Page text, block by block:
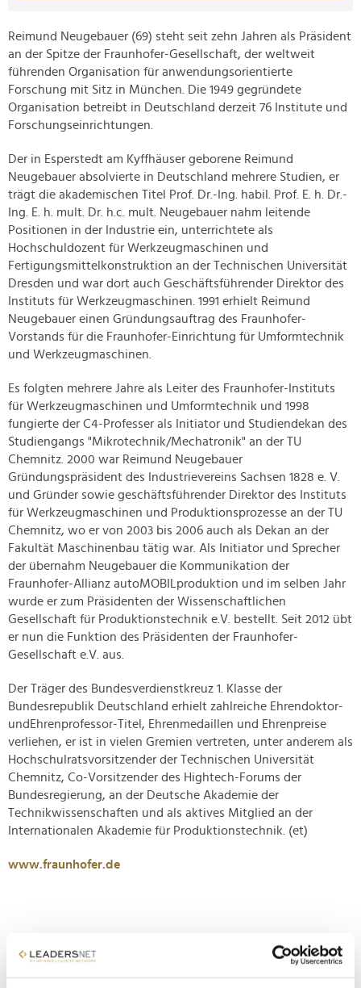
Reimund Neugebauer (69) steht seit zehn Jahren als Präsident
an der Spitze der Fraunhofer-Gesellschaft, der weltweit
führenden Organisation für anwendungsorientierte
Forschung mit Sitz in München. Die 1949 gegründete
Organisation betreibt in Deutschland derzeit 76 Institute und
Forschungseinrichtungen.
Der in Esperstedt am Kyffhäuser geborene Reimund
Neugebauer absolvierte in Deutschland mehrere Studien, er
trägt die akademischen Titel Prof. Dr.-Ing. habil. Prof. E. h. Dr.-
Ing. E. h. mult. Dr. h.c. mult. Neugebauer nahm leitende
Positionen in der Industrie ein, unterrichtete als
Hochschuldozent für Werkzeugmaschinen und
Fertigungsmittelkonstruktion an der Technischen Universität
Dresden und war dort auch Geschäftsführender Direktor des
Instituts für Werkzeugmaschinen. 1991 erhielt Reimund
Neugebauer einen Gründungsauftrag des Fraunhofer-
Vorstands für die Fraunhofer-Einrichtung für Umformtechnik
und Werkzeugmaschinen.
Es folgten mehrere Jahre als Leiter des Fraunhofer-Instituts
für Werkzeugmaschinen und Umformtechnik und 1998
fungierte der C4-Professer als Initiator und Studiendekan des
Studiengangs "Mikrotechnik/Mechatronik" an der TU
Chemnitz. 2000 war Reimund Neugebauer
Gründungspräsident des Industrievereins Sachsen 1828 e. V.
und Gründer sowie geschäftsführender Direktor des Instituts
für Werkzeugmaschinen und Produktionsprozesse an der TU
Chemnitz, wo er von 2003 bis 2006 auch als Dekan an der
Fakultät Maschinenbau tätig war. Als Initiator und Sprecher
der übernahm Neugebauer die Kommunikation der
Fraunhofer-Allianz autoMOBILproduktion und im selben Jahr
wurde er zum Präsidenten der Wissenschaftlichen
Gesellschaft für Produktionstechnik e.V. bestellt. Seit 2012 übt
er nun die Funktion des Präsidenten der Fraunhofer-
Gesellschaft e.V. aus.
Der Träger des Bundesverdienstkreuz 1. Klasse der
Bundesrepublik Deutschland erhielt zahlreiche Ehrendoktor-
undEhrenprofessor-Titel, Ehrenmedaillen und Ehrenpreise
verliehen, er ist in vielen Gremien vertreten, unter anderem als
Hochschulratsvorsitzender der Technischen Universität
Chemnitz, Co-Vorsitzender des Hightech-Forums der
Bundesregierung, an der Deutsche Akademie der
Technikwissenschaften und als aktives Mitglied an der
Internationalen Akademie für Produktionstechnik. (et)
www.fraunhofer.de